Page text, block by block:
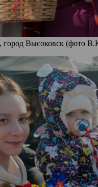
город Высоковск (фото